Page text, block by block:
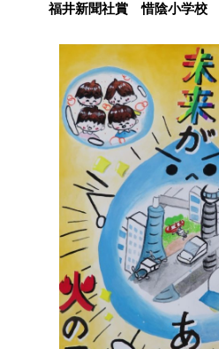
福井新聞社賞 惜陰小学